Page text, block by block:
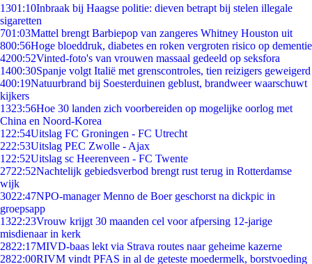
1301:10Inbraak bij Haagse politie: dieven betrapt bij stelen illegale
sigaretten
701:03Mattel brengt Barbiepop van zangeres Whitney Houston uit
800:56Hoge bloeddruk, diabetes en roken vergroten risico op dementie
4200:52Vinted-foto's van vrouwen massaal gedeeld op seksfora
1400:30Spanje volgt Italië met grenscontroles, tien reizigers geweigerd
400:19Natuurbrand bij Soesterduinen geblust, brandweer waarschuwt
kijkers
1323:56Hoe 30 landen zich voorbereiden op mogelijke oorlog met
China en Noord-Korea
1 22:54Uitslag FC Groningen - FC Utrecht
222:53Uitslag PEC Zwolle - Ajax
1 22:52Uitslag sc Heerenveen - FC Twente
2722:52Nachtelijk gebiedsverbod brengt rust terug in Rotterdamse
wijk
3022:47NPO-manager Menno de Boer geschorst na dickpic in
groepsapp
1322:23Vrouw krijgt 30 maanden cel voor afpersing 12-jarige
misdienaar in kerk
2822:17MIVD-baas lekt via Strava routes naar geheime kazerne
2822:00RIVM vindt PFAS in al de geteste moedermelk, borstvoeding